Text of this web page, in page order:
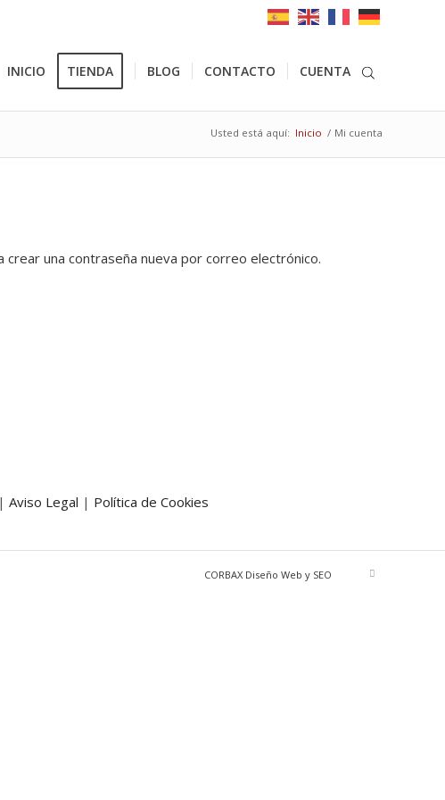
INICIO TIENDA BLOG CONTACTO CUENTA
Usted está aquí: Inicio / Mi cuenta
una contraseña nueva por correo electrónico.
| Aviso Legal | Política de Cookies
CORBAX Diseño Web y SEO